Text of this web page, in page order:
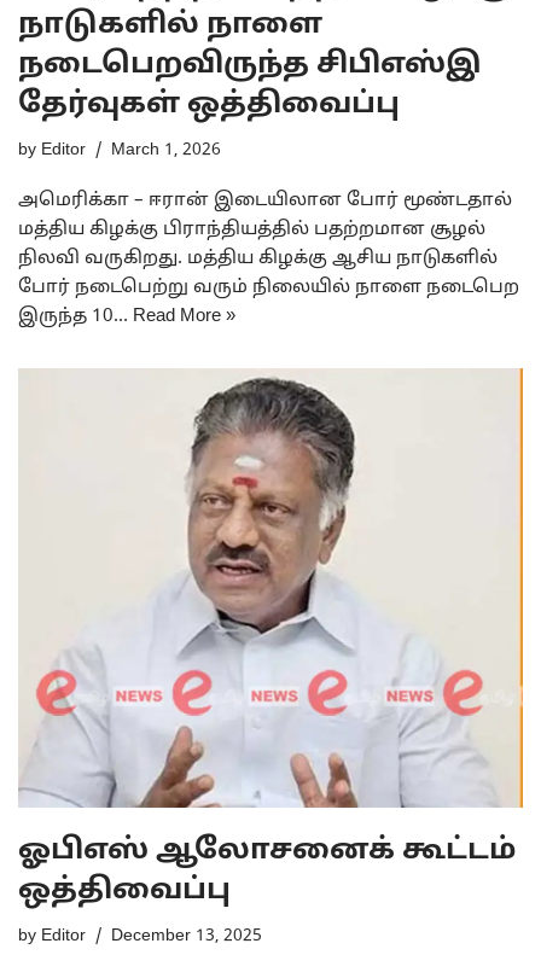
நாடுகளில் நாளை
நடைபெறவிருந்த சிபிஎஸ்இ
தேர்வுகள் ஒத்திவைப்பு
by Editor March 1, 2026
அமெரிக்கா – ஈரான் இடையிலான போர் மூண்டதால்
மத்திய கிழக்கு பிராந்தியத்தில் பதற்றமான சூழல்
நிலவி வருகிறது. மத்திய கிழக்கு ஆசிய நாடுகளில்
போர் நடைபெற்று வரும் நிலையில் நாளை நடைபெற
இருந்த 10… Read More »
ஓபிஎஸ் ஆலோசனைக் கூட்டம்
ஒத்திவைப்பு
by Editor December 13, 2025